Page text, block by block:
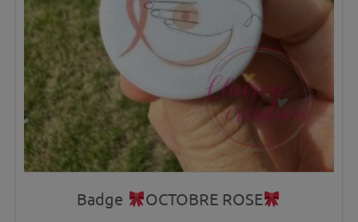
Badge OCTOBRE ROSE